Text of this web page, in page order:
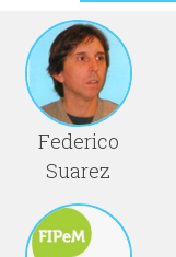
Federico
Suarez